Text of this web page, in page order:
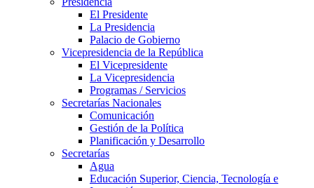
El Presidente
La Presidencia
Palacio de Gobierno
Vicepresidencia de la República
El Vicepresidente
La Vicepresidencia
Programas / Servicios
Secretarías Nacionales
Comunicación
Gestión de la Política
Planificación y Desarrollo
Secretarías
Agua
Educación Superior, Ciencia, Tecnología e